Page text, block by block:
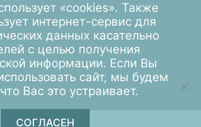
«cookies». Также
интернет-сервис для
данных касательно
с целью получения
информации. Если Вы
сайт, мы будем
Вас это устраивает.
СОГЛАСЕН